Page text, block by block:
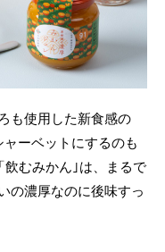
も使用した新食感の
ーベットにするのも
飲むみかん｣は、まるで
の濃厚なのに後味すっ